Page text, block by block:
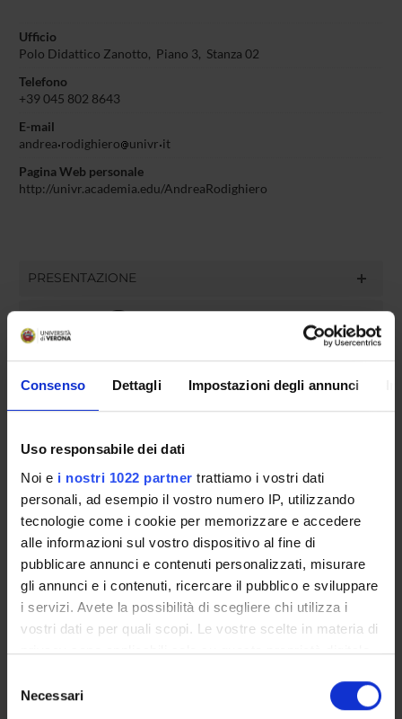
Consenso Dettagli Impostazioni degli annunci
Uso responsabile dei dati
Noi e i nostri 1022 partner trattiamo i vostri dati
personali, ad esempio il vostro numero IP, utilizzando
tecnologie come i cookie per memorizzare e accedere
alle informazioni sul vostro dispositivo al fine di
pubblicare annunci e contenuti personalizzati, misurare
gli annunci e i contenuti, ricercare il pubblico e sviluppare
i servizi. Avete la possibilità di scegliere chi utilizza i
vostri dati e per quali scopi. Le vostre scelte in materia di
privacy sono applicabili solo su questa proprietà digitale
modificare o revocare il proprio consenso in qualsiasi
momento dalla Dichiarazione sui cookie o facendo clic
delNecessari
Ufficio
Polo Didattico Zanotto, Piano 3, Stanza 02
Telefono
+39 045 802 8643
E-mail
andrea rodighiero univr it
Pagina Web personale
http://univr.academia.edu/AndreaRodighiero
PRESENTAZIONE
DIDATTICA
PUBBLICAZIONI
INCARICHI
ORGANIZZAZIONE
GOVERNANCE
COMMISSIONI